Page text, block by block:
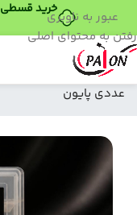
خرید قسطیعبور به ناوبری
رفتن به محتوای اصلی
فروشگاه
عددی پایون